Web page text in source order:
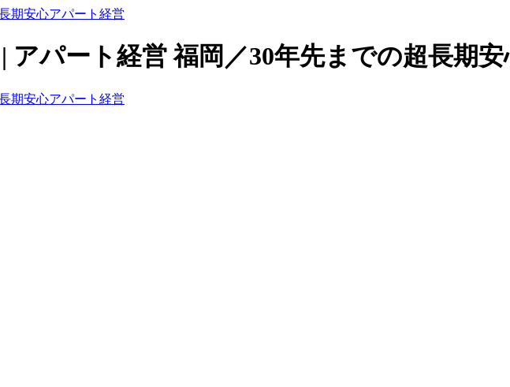
アパート経営 福岡／30年先までの超長期